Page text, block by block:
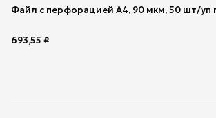
Файл с перфорацией А4, 90 мкм, 50 шт/уп
693,55 ₽